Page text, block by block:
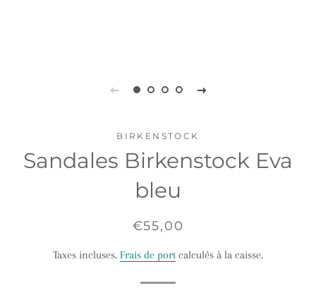
BIRKENSTOCK
Sandales Birkenstock Eva
bleu
Prix
Prix
€55,00
Taxes incluses. Frais de port calculés à la caisse.